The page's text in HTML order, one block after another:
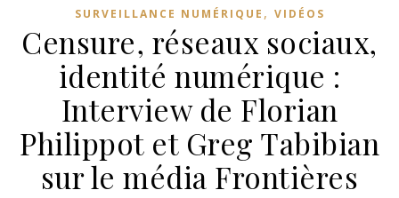
SURVEILLANCE NUMÉRIQUE , VIDÉOS
Censure, réseaux sociaux,
identité numérique :
Interview de Florian
Philippot et Greg Tabibian
sur le média Frontières